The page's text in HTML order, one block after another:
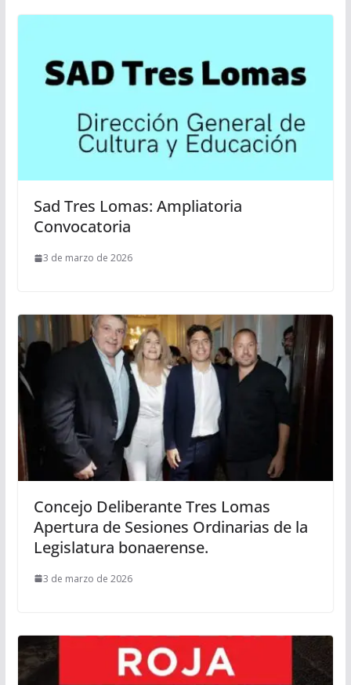
Sad Tres Lomas: Ampliatoria
Convocatoria
3 de marzo de 2026
Concejo Deliberante Tres Lomas
Apertura de Sesiones Ordinarias de la
Legislatura bonaerense.
3 de marzo de 2026